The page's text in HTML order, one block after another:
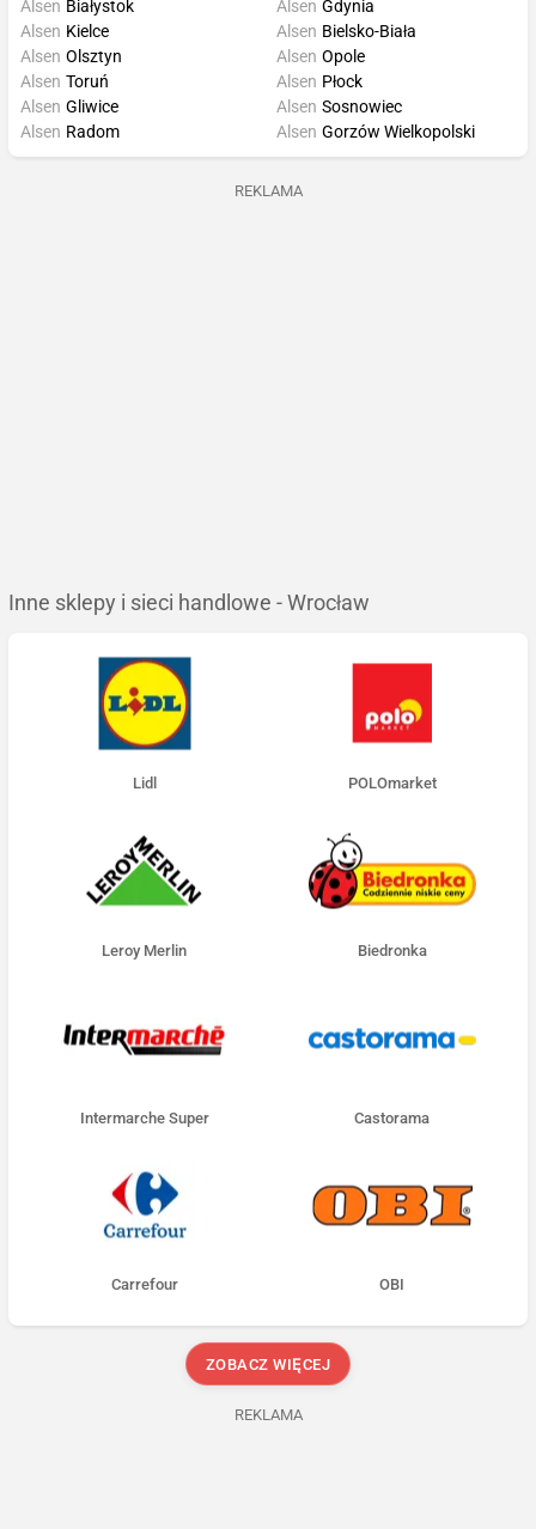
Alsen Białystok
Alsen Kielce
Alsen Gdynia
Alsen Bielsko-Biała
Alsen Olsztyn
Alsen Toruń
Alsen Gliwice
Alsen Radom
Alsen Opole
Alsen Płock
Alsen Sosnowiec
Alsen Gorzów Wielkopolski
REKLAMA
Inne sklepy i sieci handlowe - Wrocław
Lidl POLOmarket
Leroy Merlin Biedronka
Intermarche Super Castorama
Carrefour OBI
ZOBACZ WIĘCEJ
REKLAMA